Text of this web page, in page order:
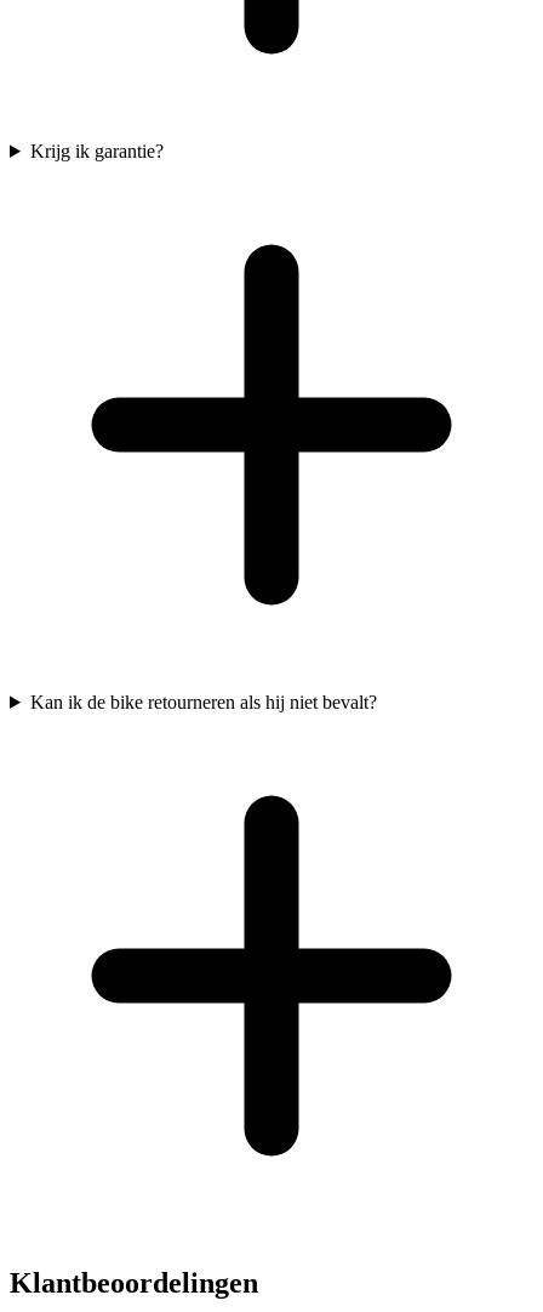
Krijg ik garantie?
Kan ik de bike retourneren als hij niet bevalt?
Klantbeoordelingen